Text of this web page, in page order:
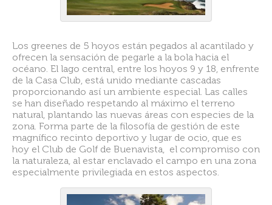
Los greenes de 5 hoyos están pegados al acantilado y
ofrecen la sensación de pegarle a la bola hacia el
océano. El lago central, entre los hoyos 9 y 18, enfrente
de la Casa Club, está unido mediante cascadas
proporcionando así un ambiente especial. Las calles
se han diseñado respetando al máximo el terreno
natural, plantando las nuevas áreas con especies de la
zona. Forma parte de la filosofía de gestión de este
magnífico recinto deportivo y lugar de ocio, que es
hoy el Club de Golf de Buenavista, el compromiso con
la naturaleza, al estar enclavado el campo en una zona
especialmente privilegiada en estos aspectos.